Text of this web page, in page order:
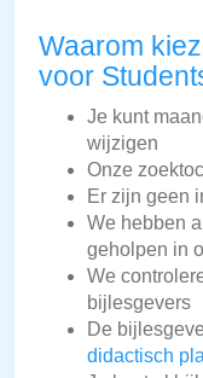
Waarom
voor
Je kunt
wijzigen
Onze
Er zijn geen
We hebben
geholpen in
We
bijlesgevers
De
didactisch